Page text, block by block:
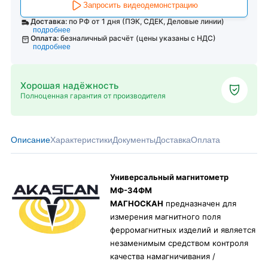
Запросить видеодемонстрацию
Доставка: по РФ от 1 дня (ПЭК, СДЕК, Деловые линии)
подробнее
Оплата: безналичный расчёт (цены указаны с НДС)
подробнее
Хорошая надёжность
Полноценная гарантия от производителя
ОписаниеХарактеристикиДокументыДоставкаОплата
Универсальный магнитометр
МФ-34ФМ
МАГНОСКАН предназначен для
измерения магнитного поля
ферромагнитных изделий и является
незаменимым средством контроля
качества намагничивания /